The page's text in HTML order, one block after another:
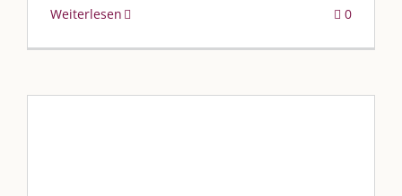
Weiterlesen 0